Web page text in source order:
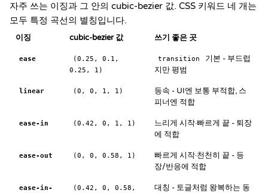
자주 쓰는 이징과 그 안의 cubic-bezier 값. CSS 키워드 네 개는
모두 특정 곡선의 별칭입니다.
이징 cubic-bezier 값 쓰기 좋은 곳
ease
(0.25, 0.1,
0.25, 1)
transition
기본 - 부드럽
지만 평범
linear (0, 0, 1, 1)
등속 - UI엔 보통 부적합, 스
피너엔 적합
ease-in (0.42, 0, 1, 1)
느리게 시작·빠르게 끝 - 퇴장
에 적합
ease-out (0, 0, 0.58, 1)
빠르게 시작·천천히 끝 - 등
장/반응에 적합
ease-in-
(0.42, 0, 0.58,
대칭 - 토글처럼 왕복하는 동